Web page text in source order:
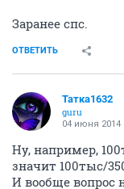
Заранее спс.
ОТВЕТИТЬ
Татка1632
guru
04 июня 2014
Ну, например,
значит 100тыс/
И вообще вопрос